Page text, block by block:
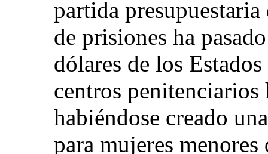
partida
de prisiones ha
dólares de los
centros penitenciarios
habiéndose creado
para mujeres